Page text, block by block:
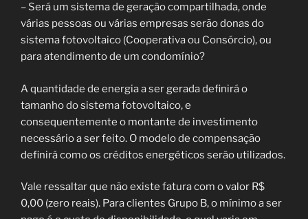
– Será um sistema de geração compartilhada, onde
várias pessoas ou várias empresas serão donas do
sistema fotovoltaico (Cooperativa ou Consórcio), ou
para atendimento de um condomínio?
A quantidade de energia a ser gerada definirá o
tamanho do sistema fotovoltaico, e
consequentemente o montante de investimento
necessário a ser feito. O modelo de compensação
definirá como os créditos energéticos serão utilizados.
Vale ressaltar que não existe fatura com o valor R$
0,00 (zero reais). Para clientes Grupo B, o mínimo a ser